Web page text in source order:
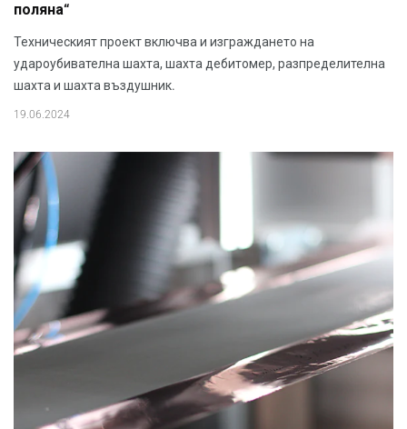
поляна“
Техническият проект включва и изграждането на
удароубивателна шахта, шахта дебитомер, разпределителна
шахта и шахта въздушник.
19.06.2024